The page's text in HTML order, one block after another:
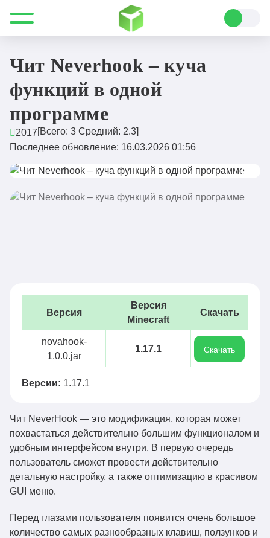
Все для Minecraft
Чит Neverhook – куча функций в одной программе
Чит Neverhook – куча
функций в одной
программе
2017[Всего: 3 Средний: 2.3]
Последнее обновление: 16.03.2026 01:56
Версия
Версия
Minecraft
Скачать
novahook-
1.0.0.jar
1.17.1 Скачать
Версии: 1.17.1
Чит NeverHook — это модификация, которая может
похвастаться действительно большим функционалом и
удобным интерфейсом внутри. В первую очередь
пользователь сможет провести действительно
детальную настройку, а также оптимизацию в красивом
GUI меню.
Перед глазами пользователя появится очень большое
количество самых разнообразных клавиш, ползунков и